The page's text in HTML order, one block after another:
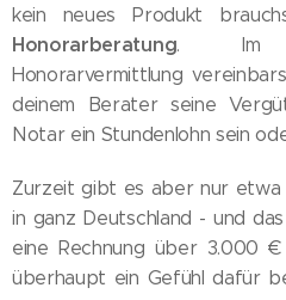
kein neues Produkt
Honorarberatung. Im
Honorarvermittlung
deinem Berater seine
Notar ein Stundenlohn sein
Zurzeit gibt es aber nur
in ganz Deutschland - und
eine Rechnung über 3.000
überhaupt ein Gefühl dafür